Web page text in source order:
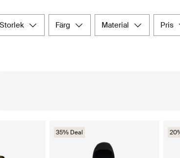
storlek färg material pris
35% Deal